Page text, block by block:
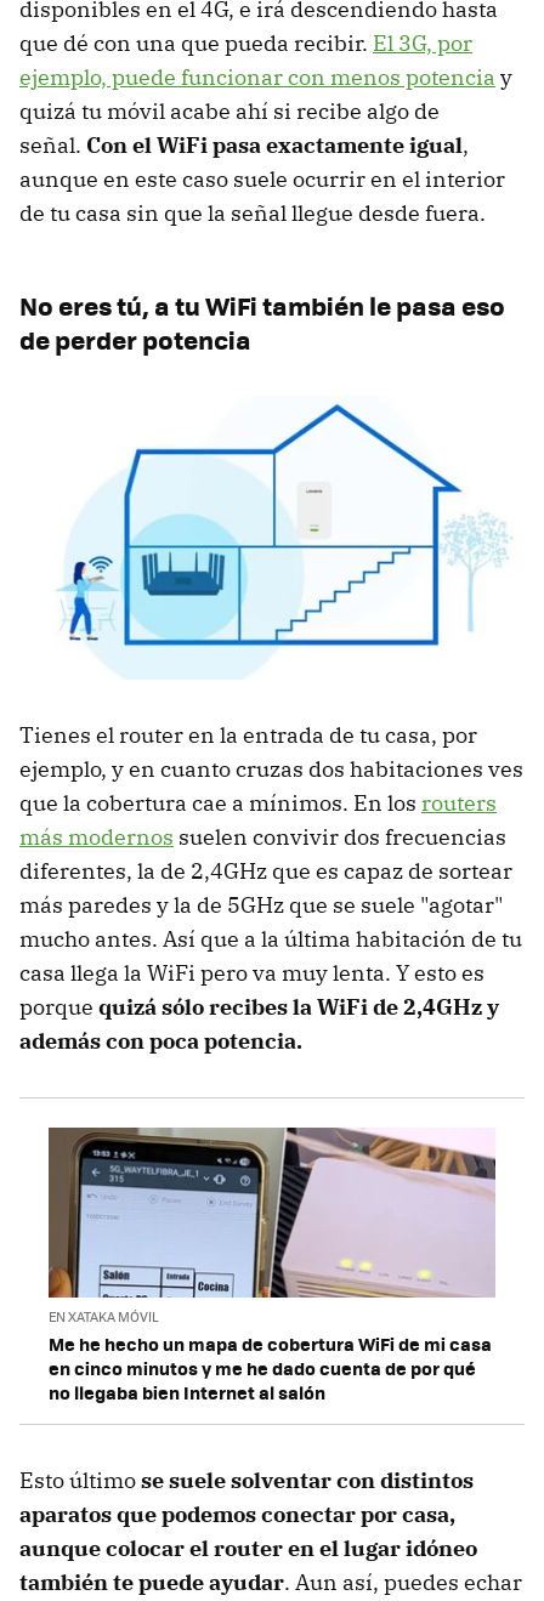
disponibles en el 4G, e irá descendiendo hasta
que dé con una que pueda recibir. El 3G, por
ejemplo, puede funcionar con menos potencia y
quizá tu móvil acabe ahí si recibe algo de
señal. Con el WiFi pasa exactamente igual,
aunque en este caso suele ocurrir en el interior
de tu casa sin que la señal llegue desde fuera.
No eres tú, a tu WiFi también le pasa eso
de perder potencia
Tienes el router en la entrada de tu casa, por
ejemplo, y en cuanto cruzas dos habitaciones ves
que la cobertura cae a mínimos. En los routers
más modernos suelen convivir dos frecuencias
diferentes, la de 2,4GHz que es capaz de sortear
más paredes y la de 5GHz que se suele "agotar"
mucho antes. Así que a la última habitación de tu
casa llega la WiFi pero va muy lenta. Y esto es
porque quizá sólo recibes la WiFi de 2,4GHz y
además con poca potencia.
EN XATAKA MÓVIL
Me he hecho un mapa de cobertura WiFi de mi casa
en cinco minutos y me he dado cuenta de por qué
no llegaba bien Internet al salón
Esto últimose suele solventar con distintos
aparatos que podemos conectar por casa,
aunque colocar el router en el lugar idóneo
también te puede ayudar. Aun así, puedes echar